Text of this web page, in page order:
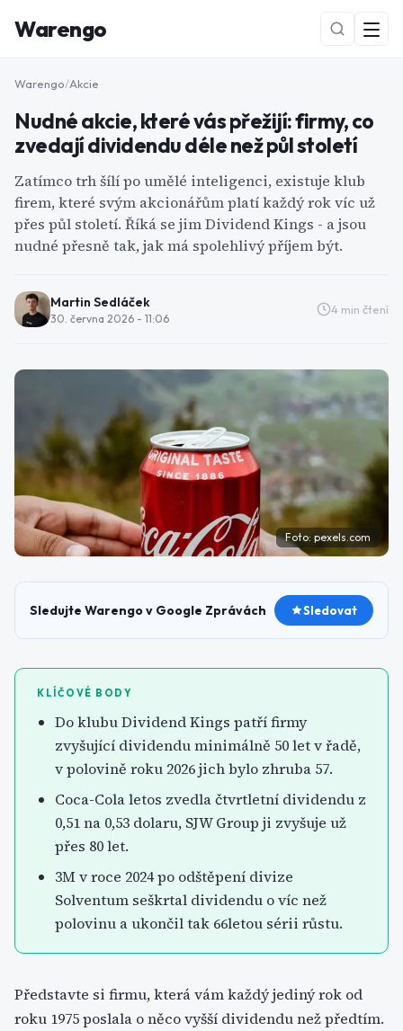
Warengo
NOVÉ
Warengo/Akcie
Nudné akcie, které vás přežijí: firmy, co
zvedají dividendu déle než půl století
Zatímco trh šílí po umělé inteligenci, existuje klub
firem, které svým akcionářům platí každý rok víc už
přes půl století. Říká se jim Dividend Kings - a jsou
nudné přesně tak, jak má spolehlivý příjem být.
Martin Sedláček
30. června 2026 - 11:06
4 min čtení
Foto: pexels.com
Sledujte Warengo v Google Zprávách Sledovat
KLÍČOVÉ BODY
Do klubu Dividend Kings patří firmy
zvyšující dividendu minimálně 50 let v řadě,
v polovině roku 2026 jich bylo zhruba 57.
Coca-Cola letos zvedla čtvrtletní dividendu z
0,51 na 0,53 dolaru, SJW Group ji zvyšuje už
přes 80 let.
3M v roce 2024 po odštěpení divize
Solventum seškrtal dividendu o víc než
polovinu a ukončil tak 66letou sérii růstu.
Představte si firmu, která vám každý jediný rok od
roku 1975 poslala o něco vyšší dividendu než předtím.